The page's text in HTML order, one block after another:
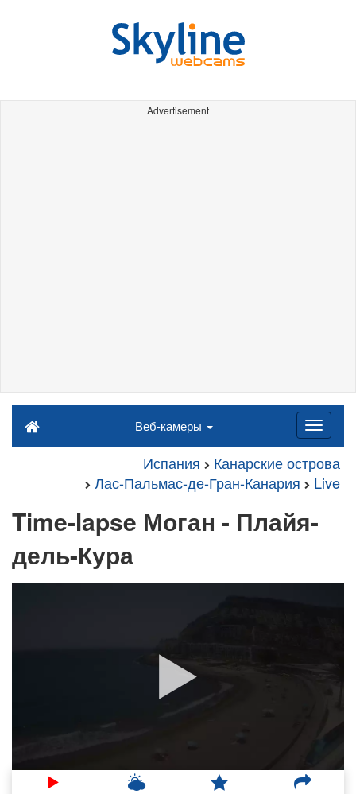
Advertisement
Веб-камеры
Испания
Канарские острова
Лас-Пальмас-де-Гран-Канария
Live
Time-lapse Моган - Плайя-
дель-Кура